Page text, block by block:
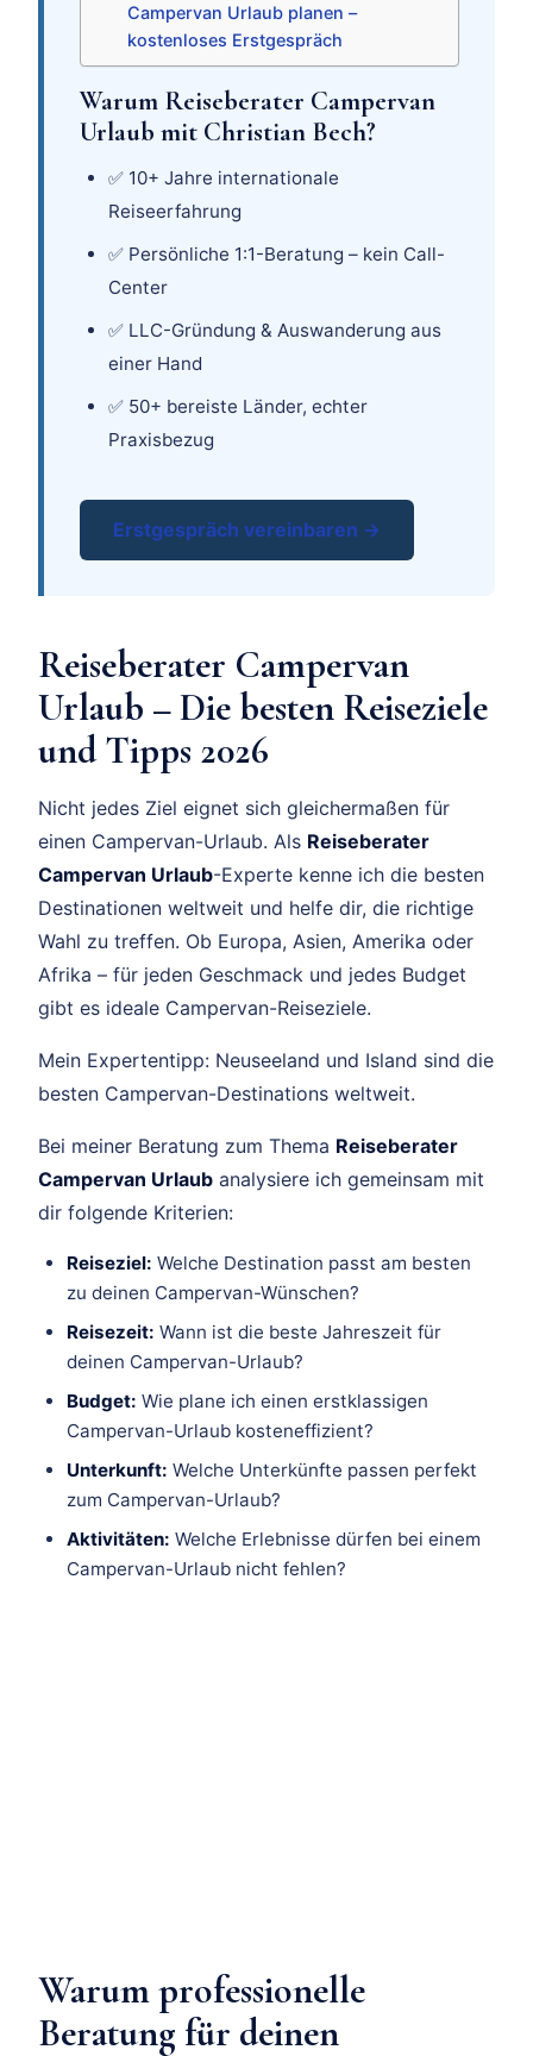
Campervan Urlaub planen –
kostenloses Erstgespräch
Warum Reiseberater Campervan
Urlaub mit Christian Bech?
✅ 10+ Jahre internationale
Reiseerfahrung
✅ Persönliche 1:1-Beratung – kein Call-
Center
✅ LLC-Gründung & Auswanderung aus
einer Hand
✅ 50+ bereiste Länder, echter
Praxisbezug
Erstgespräch vereinbaren →
Reiseberater Campervan
Urlaub – Die besten Reiseziele
und Tipps 2026
Nicht jedes Ziel eignet sich gleichermaßen für
einen Campervan-Urlaub. Als Reiseberater
Campervan Urlaub-Experte kenne ich die besten
Destinationen weltweit und helfe dir, die richtige
Wahl zu treffen. Ob Europa, Asien, Amerika oder
Afrika – für jeden Geschmack und jedes Budget
gibt es ideale Campervan-Reiseziele.
Mein Expertentipp: Neuseeland und Island sind die
besten Campervan-Destinations weltweit.
Bei meiner Beratung zum Thema Reiseberater
Campervan Urlaub analysiere ich gemeinsam mit
dir folgende Kriterien:
Reiseziel: Welche Destination passt am besten
zu deinen Campervan-Wünschen?
Reisezeit: Wann ist die beste Jahreszeit für
deinen Campervan-Urlaub?
Budget: Wie plane ich einen erstklassigen
Campervan-Urlaub kosteneffizient?
Unterkunft: Welche Unterkünfte passen perfekt
zum Campervan-Urlaub?
Aktivitäten: Welche Erlebnisse dürfen bei einem
Campervan-Urlaub nicht fehlen?
Warum professionelle
Beratung für deinen